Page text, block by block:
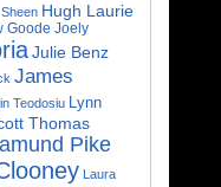
Hugh Laurie
Goode Joely
Julie Benz
James
Teodosiu Lynn
Thomas
Pike
Laura